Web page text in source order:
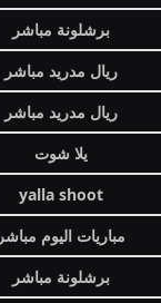
برشلونة مباشر
ريال مدريد مباشر
ريال مدريد مباشر
يلا شوت
yalla shoot
مباريات اليوم مباشر
برشلونة مباشر